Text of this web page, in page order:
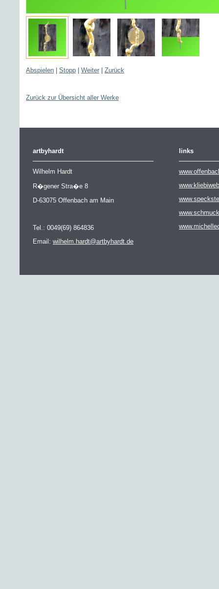
Abspielen Stopp Weiter Zurück
Zurück zur Übersicht aller Werke
artbyhardt
Wilhelm Hardt
R�gener Stra�e 8
D-63075 Offenbach am Main
Tel.: 0049(69) 864836
Email: wilhelm.hardt@artbyhardt.de
links